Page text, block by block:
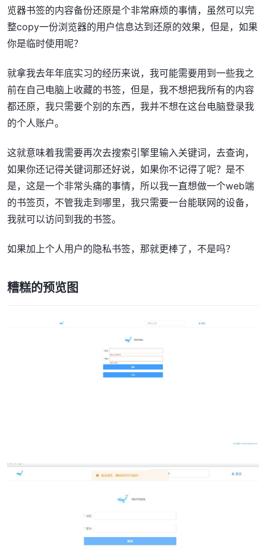
览器书签的内容备份还原是个非常麻烦的事情，虽然可以完
整copy一份浏览器的用户信息达到还原的效果，但是，如果
你是临时使用呢？
就拿我去年年底实习的经历来说，我可能需要用到一些我之
前在自己电脑上收藏的书签，但是，我不想把我所有的内容
都还原，我只需要个别的东西，我并不想在这台电脑登录我
的个人账户。
这就意味着我需要再次去搜索引擎里输入关键词，去查询，
如果你还记得关键词那还好说，如果你不记得了呢？是不
是，这是一个非常头痛的事情，所以我一直想做一个web端
的书签页，不管我走到哪里，我只需要一台能联网的设备，
我就可以访问到我的书签。
如果加上个人用户的隐私书签，那就更棒了，不是吗？
糟糕的预览图